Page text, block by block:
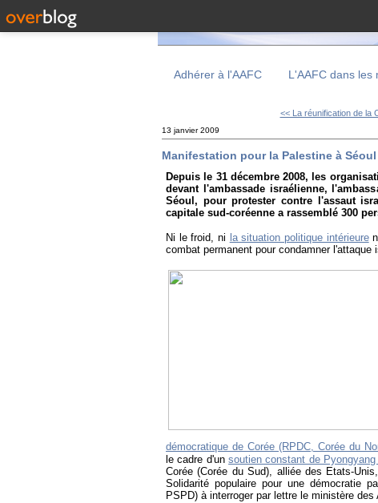
Adhérer à l'AAFC L'AAFC dans les
<< La réunification de la
13 janvier 2009
Manifestation pour la Palestine à Séoul
Depuis le 31 décembre 2008, les
devant l'ambassade israélienne,
Séoul, pour protester contre l'assaut
capitale sud-coréenne a rassemblé 300
Ni le froid, ni la situation politique intérieure
combat permanent pour condamner l'attaque
démocratique de Corée (RPDC, Corée du
le cadre d'un soutien constant de
Corée (Corée du Sud), alliée des Etats-
Solidarité populaire pour une démocratie
PSPD) à interroger par lettre le ministère